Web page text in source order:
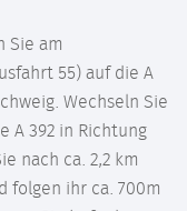
Sie am
55) auf die A
Wechseln Sie
A 392 in Richtung
nach ca. 2,2 km
folgen ihr ca. 700m